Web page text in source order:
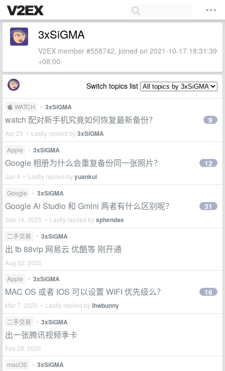
3xSiGMA
V2EX member #558742, joined on 2021-10-17 18:31:39
+08:00
Switch topics list
 WATCH • 3xSiGMA
watch 配对新手机究竟如何恢复最新备份？
Apr 23 • Lastly replied by3xSiGMA
9
Apple • 3xSiGMA
Google 相册为什么会重复备份同一张照片？
Jan 4 • Lastly replied byyuankui
12
Google • 3xSiGMA
Google Ai Studio 和 Gmini 两者有什么区别呢？
Sep 16, 2025 • Lastly replied bysphendae
31
二手交易 • 3xSiGMA
出 tb 88vip 网易云 优酷等 刚开通
Aug 22, 2025
Apple
• 3xSiGMA
MAC OS 或者 IOS 可以设置 WIFI 优先级么？
Mar 7, 2025 • Lastly replied byihwbunny
16
二手交易 • 3xSiGMA
出一张腾讯视频季卡
Feb 28, 2025
macOS
• 3xSiGMA